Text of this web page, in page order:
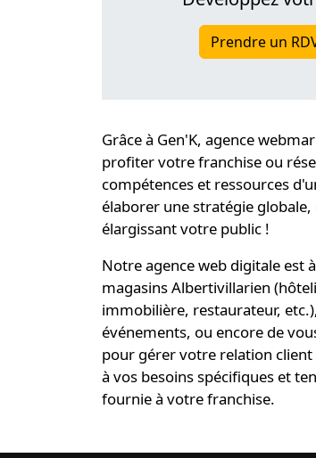
Prendre un
Grâce à Gen'K, agence
profiter votrefranchise ou
compétences et ressources
élaborer unestratégie globale,
élargissant votre public !
Notreagence web digitale est
magasins Albertivillarien
immobilière, restaurateur,
événements, ou encore de
pour gérer votre relation client
à vos besoins spécifiques et
fournie à votre franchise.